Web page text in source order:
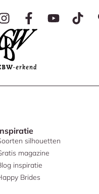
silhouetten
magazine
inspiratie
Brides